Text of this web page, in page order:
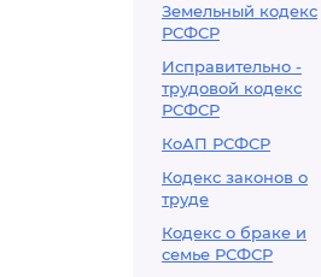
Земельный кодекс
РСФСР
Исправительно -
трудовой кодекс
РСФСР
КоАП РСФСР
Кодекс законов о
труде
Кодекс о браке и
семье РСФСР